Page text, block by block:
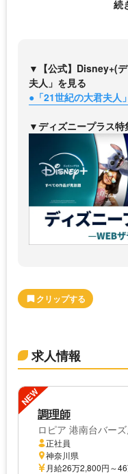
続
▼【公式】Disney+(
夫人」を見る
●「21世紀の大君夫人
▼ディズニープラス特
求人情報
NEW
調理師
ロピア 港南台バー
正社員
神奈川県
月給26万2,800円～